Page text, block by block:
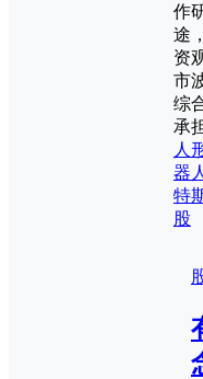
作
途
资
市
综
承
人
器
特
股